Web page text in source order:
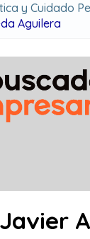
y Cuidado
Aguilera